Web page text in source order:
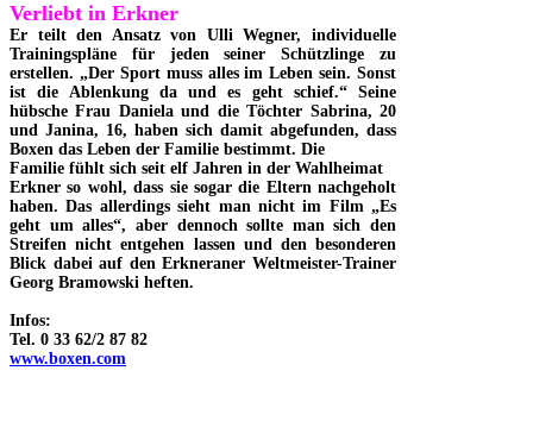
Verliebt in Erkner
Er teilt den Ansatz von Ulli Wegner, individuelle
Trainingspläne für jeden seiner Schützlinge zu
erstellen. „Der Sport muss alles im Leben sein. Sonst
ist die Ablenkung da und es geht schief.“ Seine
hübsche Frau Daniela und die Töchter Sabrina, 20
und Janina, 16, haben sich damit abgefunden, dass
Boxen das Leben der Familie bestimmt. Die
Familie fühlt sich seit elf Jahren in der Wahlheimat
Erkner so wohl, dass sie sogar die Eltern nachgeholt
haben. Das allerdings sieht man nicht im Film „Es
geht um alles“, aber dennoch sollte man sich den
Streifen nicht entgehen lassen und den besonderen
Blick dabei auf den Erkneraner Weltmeister-Trainer
Georg Bramowski heften.
Infos:
Tel. 0 33 62/2 87 82
www.boxen.com